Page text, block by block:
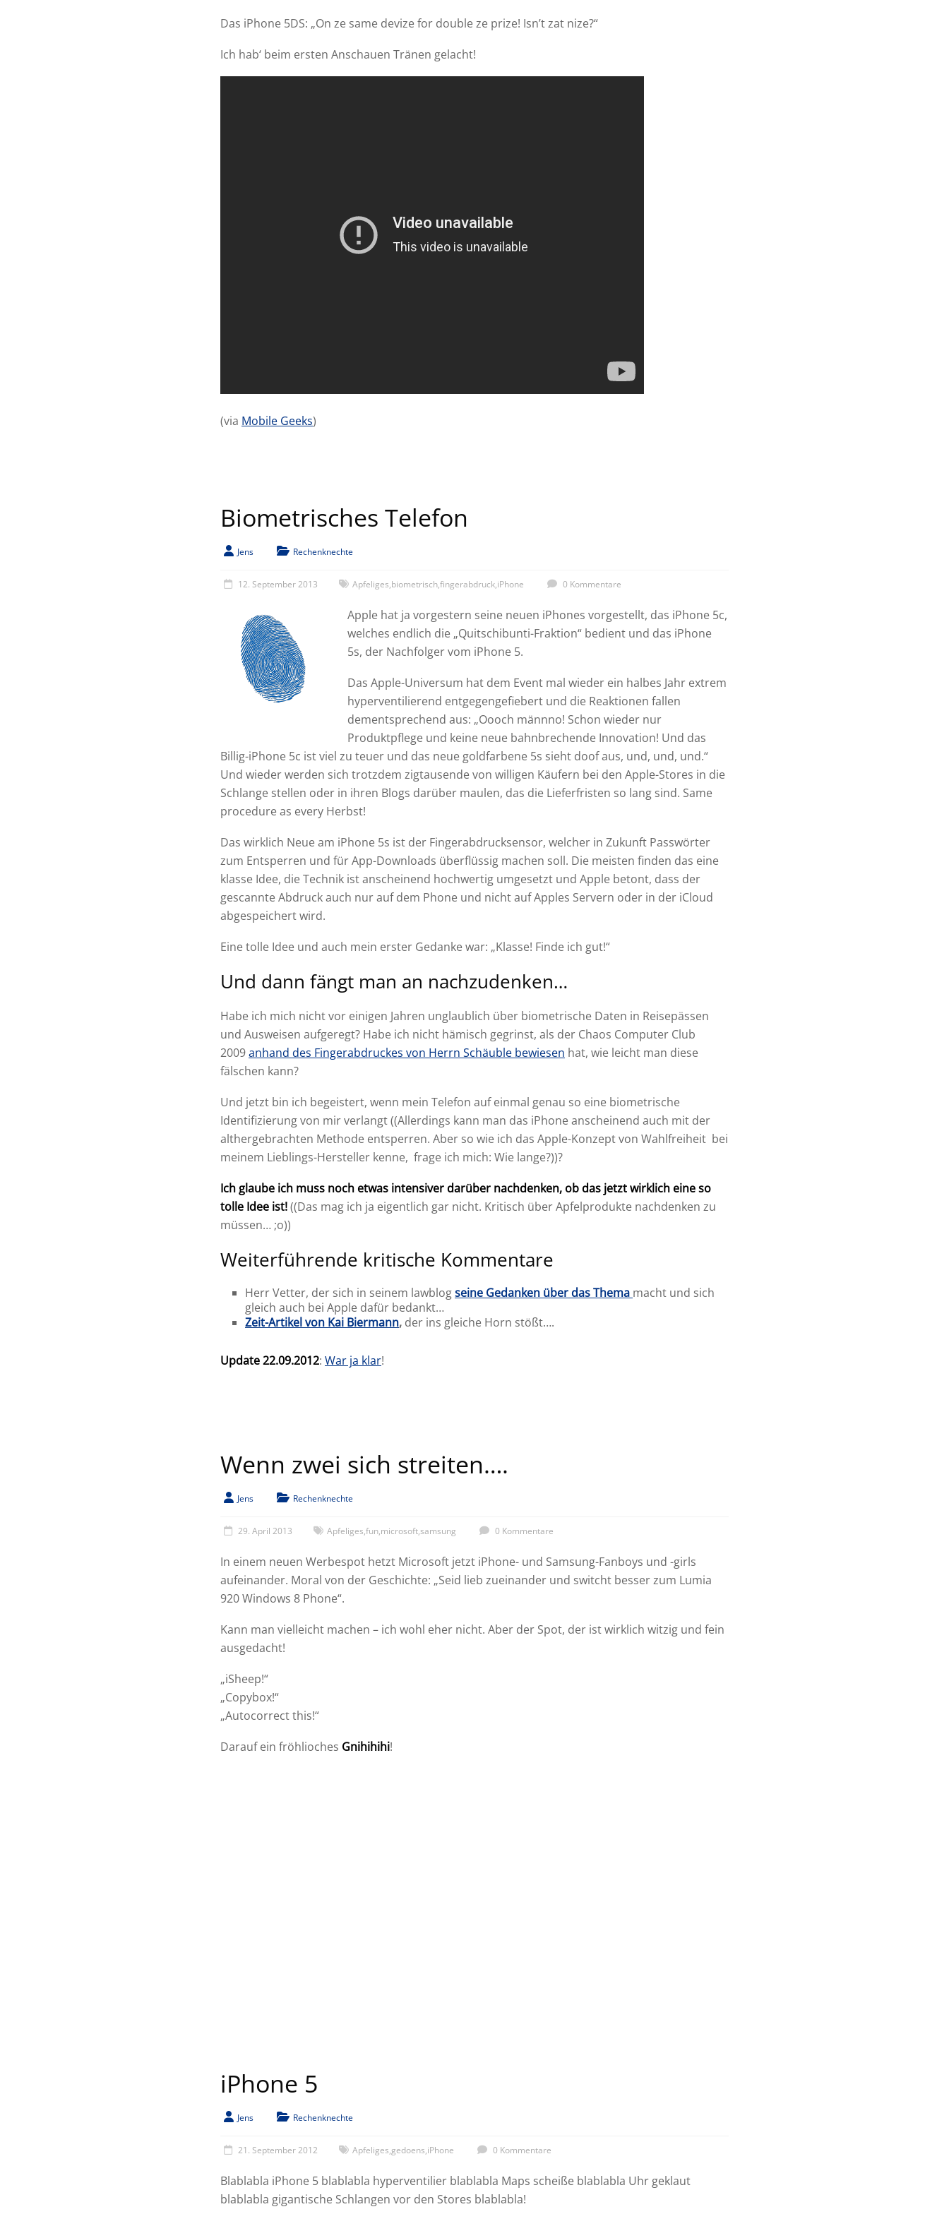
Das iPhone 5DS: „On ze same devize for double ze prize! Isn’t zat nize?“
Ich hab‘ beim ersten Anschauen Tränen gelacht!
(via Mobile Geeks)
Biometrisches Telefon
Jens Rechenknechte
12. September 2013 Apfeliges,biometrisch,fingerabdruck,iPhone 0 Kommentare
Apple hat ja vorgestern seine neuen iPhones vorgestellt, das iPhone 5c,
welches endlich die „Quitschibunti-Fraktion“ bedient und das iPhone
5s, der Nachfolger vom iPhone 5.
Das Apple-Universum hat dem Event mal wieder ein halbes Jahr extrem
hyperventilierend entgegengefiebert und die Reaktionen fallen
dementsprechend aus: „Oooch männno! Schon wieder nur
Produktpflege und keine neue bahnbrechende Innovation! Und das
Billig-iPhone 5c ist viel zu teuer und das neue goldfarbene 5s sieht doof aus, und, und, und.“
Und wieder werden sich trotzdem zigtausende von willigen Käufern bei den Apple-Stores in die
Schlange stellen oder in ihren Blogs darüber maulen, das die Lieferfristen so lang sind. Same
procedure as every Herbst!
Das wirklich Neue am iPhone 5s ist der Fingerabdrucksensor, welcher in Zukunft Passwörter
zum Entsperren und für App-Downloads überflüssig machen soll. Die meisten finden das eine
klasse Idee, die Technik ist anscheinend hochwertig umgesetzt und Apple betont, dass der
gescannte Abdruck auch nur auf dem Phone und nicht auf Apples Servern oder in der iCloud
abgespeichert wird.
Eine tolle Idee und auch mein erster Gedanke war: „Klasse! Finde ich gut!“
Und dann fängt man an nachzudenken…
Habe ich mich nicht vor einigen Jahren unglaublich über biometrische Daten in Reisepässen
und Ausweisen aufgeregt? Habe ich nicht hämisch gegrinst, als der Chaos Computer Club
2009anhand des Fingerabdruckes von Herrn Schäuble bewiesen hat, wie leicht man diese
fälschen kann?
Und jetzt bin ich begeistert, wenn mein Telefon auf einmal genau so eine biometrische
Identifizierung von mir verlangt ((Allerdings kann man das iPhone anscheinend auch mit der
althergebrachten Methode entsperren. Aber so wie ich das Apple-Konzept von Wahlfreiheit bei
meinem Lieblings-Hersteller kenne, frage ich mich: Wie lange?))?
Ich glaube ich muss noch etwas intensiver darüber nachdenken, ob das jetzt wirklich eine so
tolle Idee ist!((Das mag ich ja eigentlich gar nicht. Kritisch über Apfelprodukte nachdenken zu
müssen… ;o))
Weiterführende kritische Kommentare
Herr Vetter, der sich in seinem lawblogseine Gedanken über das Thema macht und sich
gleich auch bei Apple dafür bedankt…
Zeit-Artikel von Kai Biermann, der ins gleiche Horn stößt….
Update 22.09.2012: War ja klar!
Wenn zwei sich streiten….
Jens Rechenknechte
29. April 2013 Apfeliges,fun,microsoft,samsung 0 Kommentare
In einem neuen Werbespot hetzt Microsoft jetzt iPhone- und Samsung-Fanboys und -girls
aufeinander. Moral von der Geschichte: „Seid lieb zueinander und switcht besser zum Lumia
920 Windows 8 Phone“.
Kann man vielleicht machen – ich wohl eher nicht. Aber der Spot, der ist wirklich witzig und fein
ausgedacht!
„iSheep!“
„Copybox!“
„Autocorrect this!“
Darauf ein fröhlioches Gnihihihi!
iPhone 5
Jens Rechenknechte
21. September 2012 Apfeliges,gedoens,iPhone 0 Kommentare
Blablabla iPhone 5 blablabla hyperventilier blablabla Maps scheiße blablabla Uhr geklaut
blablabla gigantische Schlangen vor den Stores blablabla!